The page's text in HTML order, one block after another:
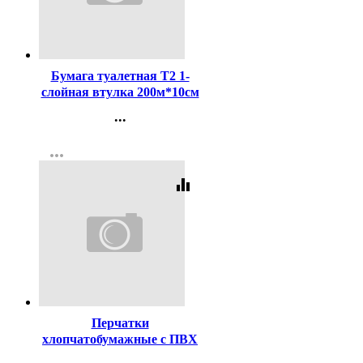
Бумага туалетная Т2 1-
слойная втулка 200м*10см
Universal) Т2 арт.120197
...
Регистрация
more_horiz
equalizer
Перчатки
хлопчатобумажные с ПВХ